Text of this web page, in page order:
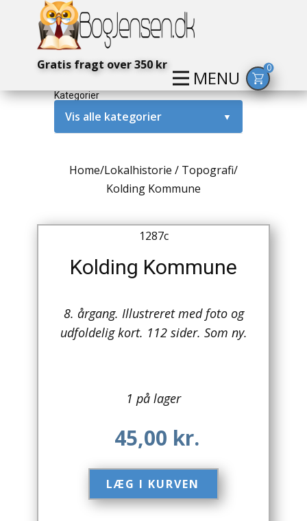
MENU
Gratis fragt over 350 kr 0
Kategorier
Vis alle kategorier ▼
Amerika / USA
Antikke / Specielle Bøger
Antikviteter
Arkitektur
Børnebøger
Home/Lokalhistorie / Topografi/
Kolding Kommune
1287c
Kolding Kommune
8. årgang. Illustreret med foto og
udfoldelig kort. 112 sider. Som ny.
1 på lager
45,00 kr.
LÆG I KURVEN​